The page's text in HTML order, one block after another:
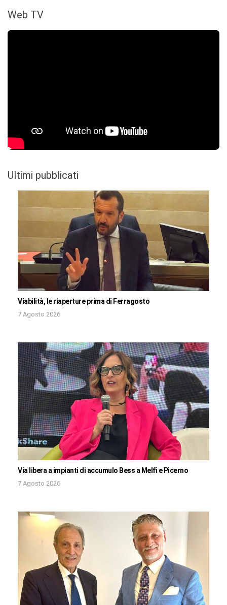
Web TV
Ultimi pubblicati
Viabilità, le riaperture prima di Ferragosto
7 Agosto 2026
Via libera a impianti di accumulo Bess a Melfi e Picerno
7 Agosto 2026